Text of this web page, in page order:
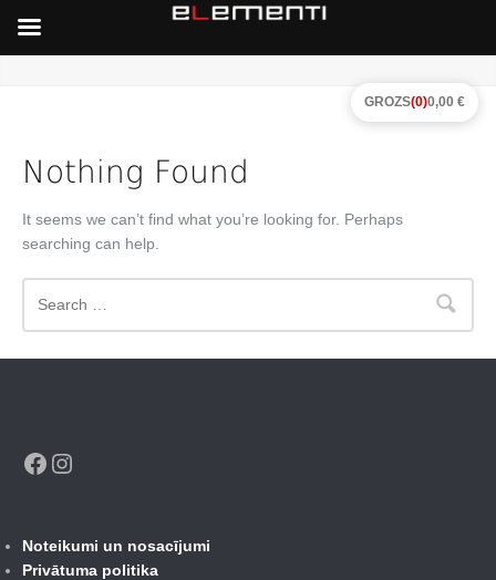
Nothing Found
It seems we can’t find what you’re looking for. Perhaps
searching can help.
Facebook
Noteikumi un nosacījumi
Privātuma politika
GROZS(0)0,00 €